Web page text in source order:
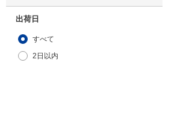
出荷日
すべて
2日以内